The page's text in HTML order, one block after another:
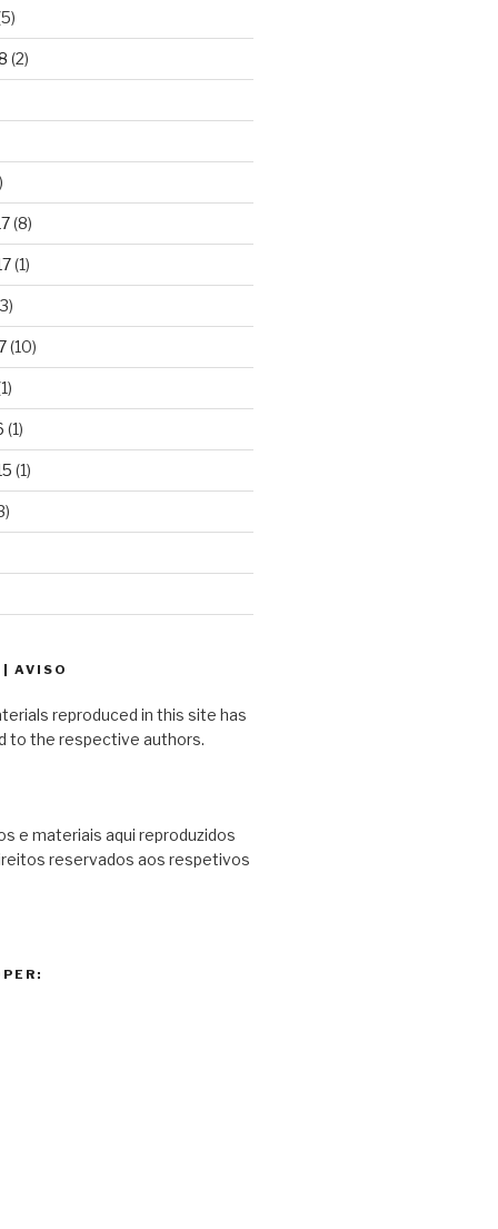
(2)
(8)
(1)
(10)
(1)
(1)
AVISO
reproduced in this site has
to the respective authors.
e materiais aqui reproduzidos
reservados aos respetivos